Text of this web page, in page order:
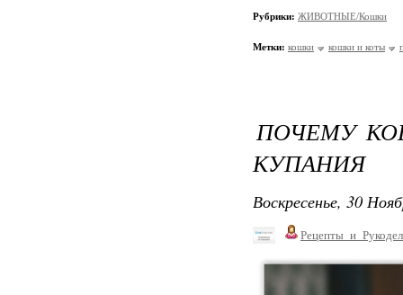
Рубрики: ЖИВОТНЫЕ/Кошки
Метки: кошки кошки и коты
ПОЧЕМУ
КУПАНИЯ
Воскресенье, 30